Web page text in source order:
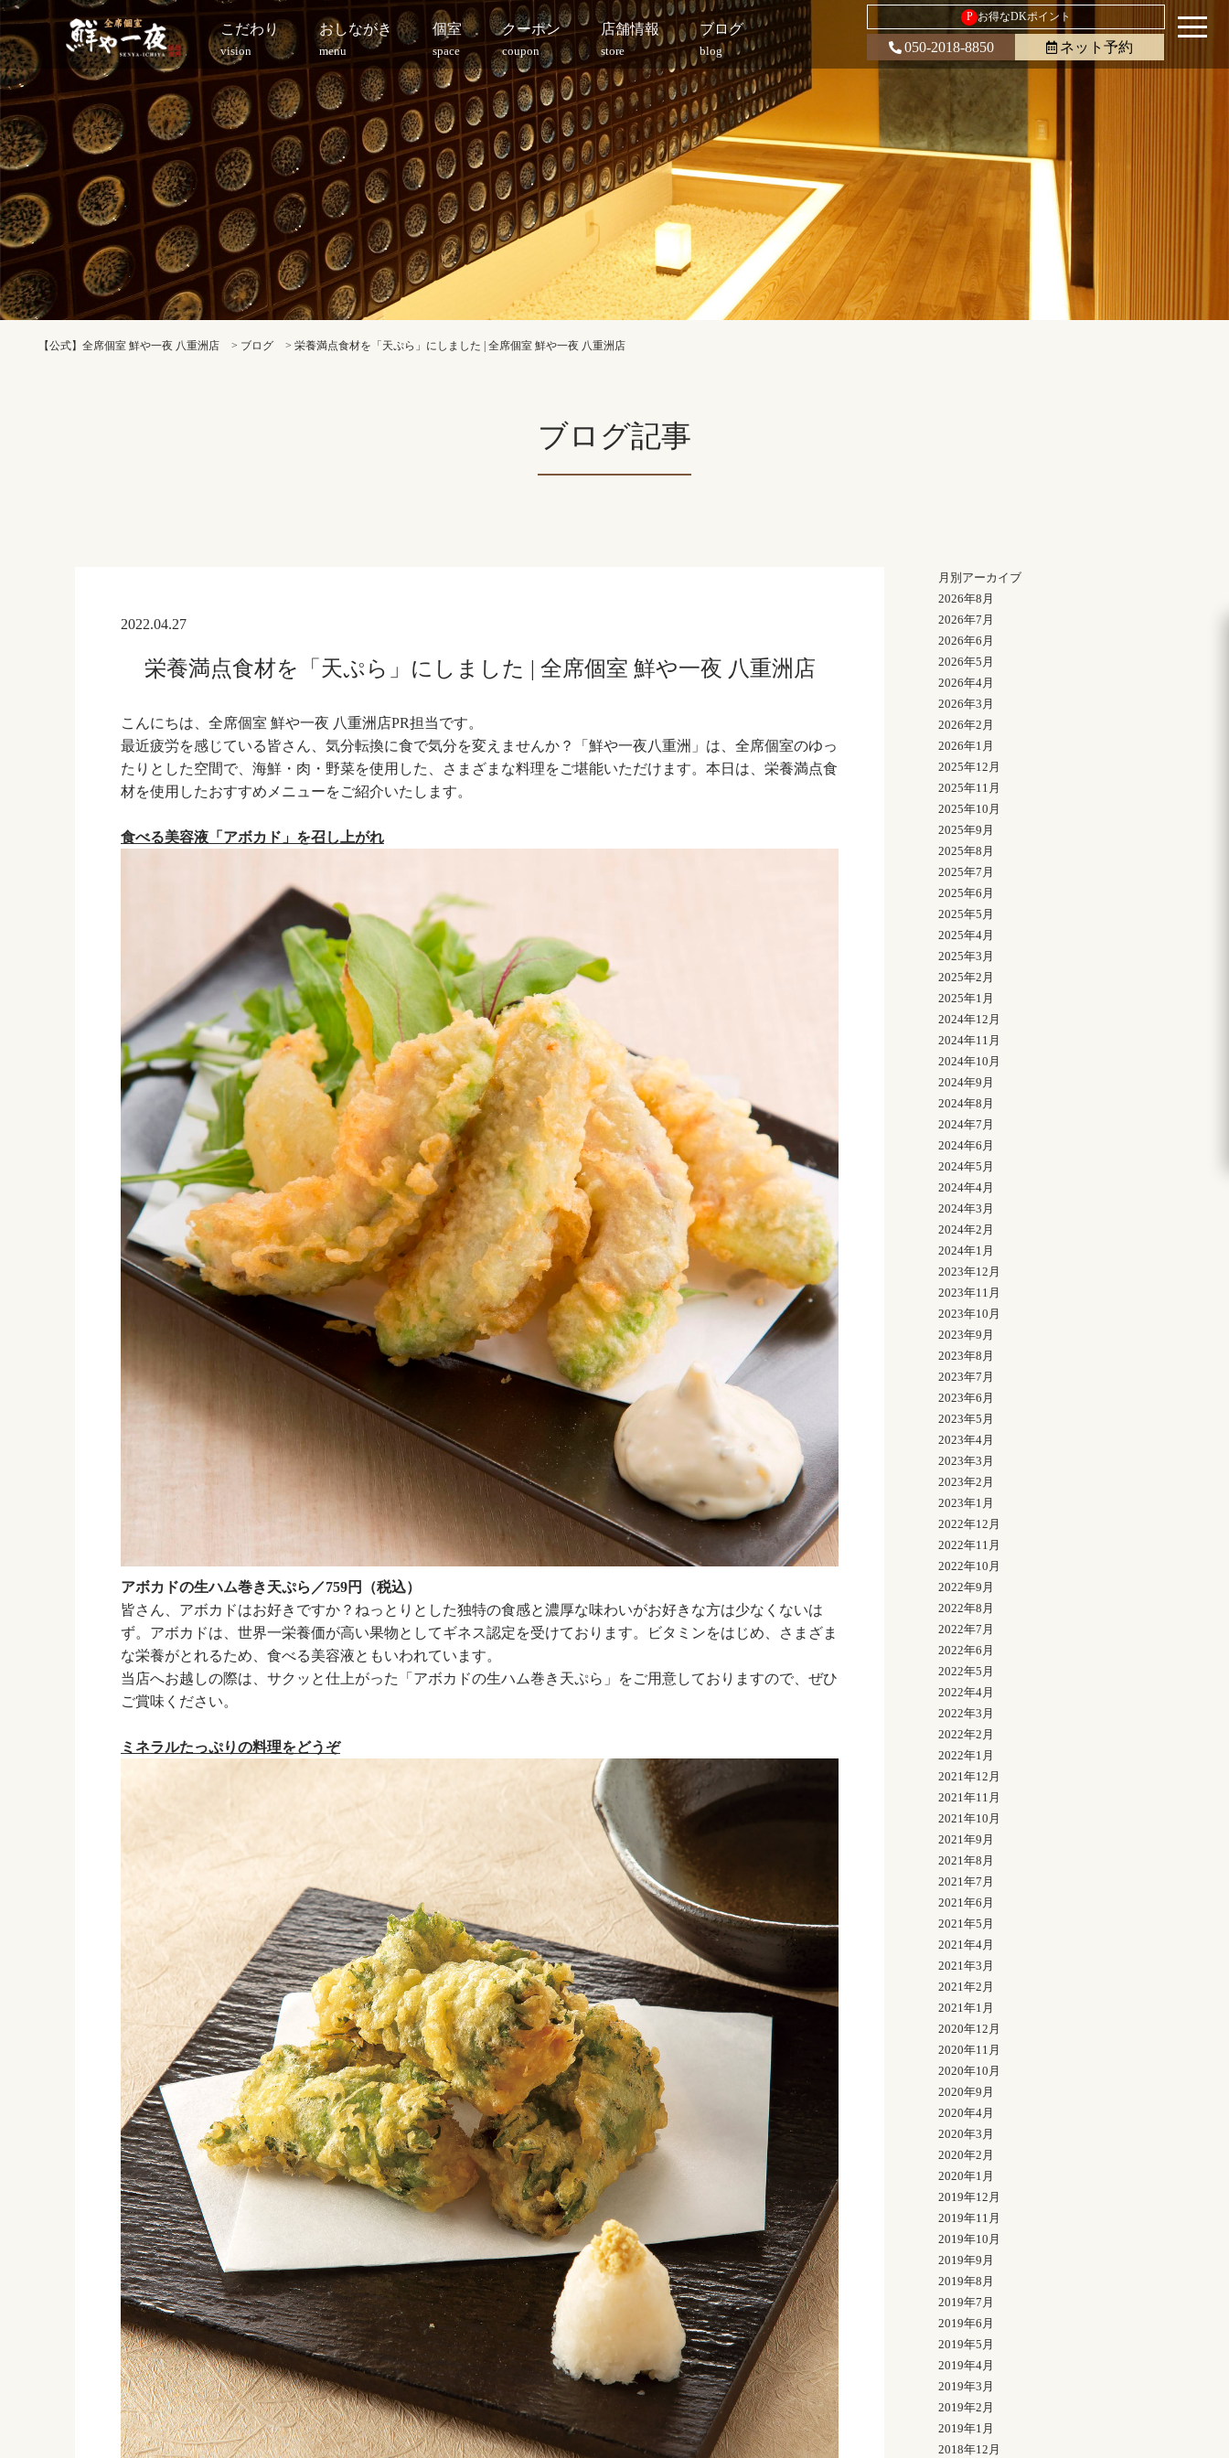
こだわり
vision
おしながき
menu
個室
space
クーポン
coupon
店舗情報
store
ブログ
blog
P お得なDKポイント
050-2018-8850 ネット予約
【公式】全席個室 鮮や一夜 八重洲店 > ブログ > 栄養満点食材を「天ぷら」にしました | 全席個室 鮮や一夜 八重洲店
ブログ記事
2022.04.27
栄養満点食材を「天ぷら」にしました | 全席個室 鮮や一夜 八重洲店
こんにちは、全席個室 鮮や一夜 八重洲店PR担当です。
最近疲労を感じている皆さん、気分転換に食で気分を変えませんか？「鮮や一夜八重洲」は、全席個室のゆっ
たりとした空間で、海鮮・肉・野菜を使用した、さまざまな料理をご堪能いただけます。本日は、栄養満点食
材を使用したおすすめメニューをご紹介いたします。
食べる美容液「アボカド」を召し上がれ
アボカドの生ハム巻き天ぷら／759円（税込）
皆さん、アボカドはお好きですか？ねっとりとした独特の食感と濃厚な味わいがお好きな方は少なくないは
ず。アボカドは、世界一栄養価が高い果物としてギネス認定を受けております。ビタミンをはじめ、さまざま
な栄養がとれるため、食べる美容液ともいわれています。
当店へお越しの際は、サクッと仕上がった「アボカドの生ハム巻き天ぷら」をご用意しておりますので、ぜひ
ご賞味ください。
ミネラルたっぷりの料理をどうぞ
月別アーカイブ
2026年8月
2026年7月
2026年6月
2026年5月
2026年4月
2026年3月
2026年2月
2026年1月
2025年12月
2025年11月
2025年10月
2025年9月
2025年8月
2025年7月
2025年6月
2025年5月
2025年4月
2025年3月
2025年2月
2025年1月
2024年12月
2024年11月
2024年10月
2024年9月
2024年8月
2024年7月
2024年6月
2024年5月
2024年4月
2024年3月
2024年2月
2024年1月
2023年12月
2023年11月
2023年10月
2023年9月
2023年8月
2023年7月
2023年6月
2023年5月
2023年4月
2023年3月
2023年2月
2023年1月
2022年12月
2022年11月
2022年10月
2022年9月
2022年8月
2022年7月
2022年6月
2022年5月
2022年4月
2022年3月
2022年2月
2022年1月
2021年12月
2021年11月
2021年10月
2021年9月
2021年8月
2021年7月
2021年6月
2021年5月
2021年4月
2021年3月
2021年2月
2021年1月
2020年12月
2020年11月
2020年10月
2020年9月
2020年4月
2020年3月
2020年2月
2020年1月
2019年12月
2019年11月
2019年10月
2019年9月
2019年8月
2019年7月
2019年6月
2019年5月
2019年4月
2019年3月
2019年2月
2019年1月
2018年12月